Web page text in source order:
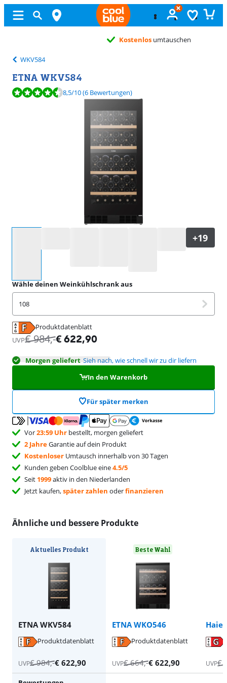
Kostenlosumtauschen
WKV584
ETNA WKV584
Bewertet mit 8,5 von 10, basierend auf 6 Bewertungen.
8,5/10(6 Bewertungen)
Wähle deinen Weinkühlschrank aus
108
Produktdatenblatt
wird in neuem Tab geöffnet
UVP€984,-€ 622,90
Morgen geliefert Sieh nach, wie schnell wir zu dir liefern
In den Warenkorb
Für später merken
Vor23:59 Uhr bestellt, morgen geliefert
2 JahreGarantie auf dein Produkt
Kostenloser Umtausch innerhalb von 30 Tagen
Kunden geben Coolblue eine4.5/5
Seit 1999aktiv in den Niederlanden
Jetzt kaufen,später zahlen oderfinanzieren
Ähnliche und bessere Produkte
Aktuelles Produkt
ETNA WKV584
Beste Wahl
ETNA WKO546 Haier
Produktdatenblatt
Produktdatenblatt
UVP€984,-€ 622,90 UVP€664,-€ 622,90 UVP€